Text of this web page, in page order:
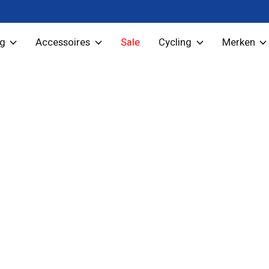
Accessoires Sale Cycling Merken